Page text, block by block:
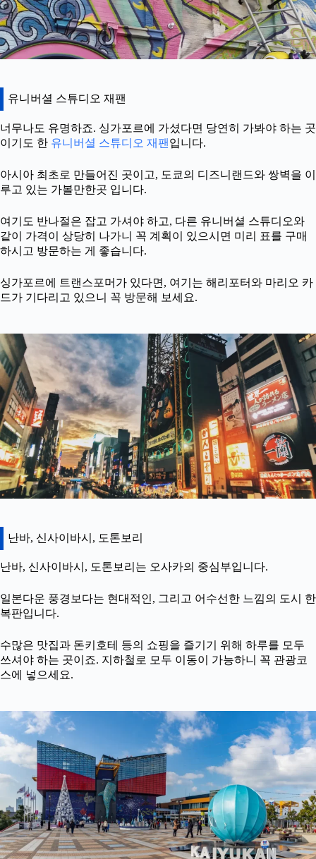
유니버셜 스튜디오 재팬
너무나도 유명하죠. 싱가포르에 가셨다면 당연히 가봐야 하는 곳
이기도 한 유니버셜 스튜디오 재팬 입니다.
아시아 최초로 만들어진 곳이고, 도쿄의 디즈니랜드와 쌍벽을 이
루고 있는 가볼만한곳 입니다.
여기도 반나절은 잡고 가셔야 하고, 다른 유니버셜 스튜디오와
같이 가격이 상당히 나가니 꼭 계획이 있으시면 미리 표를 구매
하시고 방문하는 게 좋습니다.
싱가포르에 트랜스포머가 있다면, 여기는 해리포터와 마리오 카
드가 기다리고 있으니 꼭 방문해 보세요.
난바, 신사이바시, 도톤보리
난바, 신사이바시, 도톤보리는 오사카의 중심부입니다.
일본다운 풍경보다는 현대적인, 그리고 어수선한 느낌의 도시 한
복판입니다.
수많은 맛집과 돈키호테 등의 쇼핑을 즐기기 위해 하루를 모두
쓰셔야 하는 곳이죠. 지하철로 모두 이동이 가능하니 꼭 관광코
스에 넣으세요.